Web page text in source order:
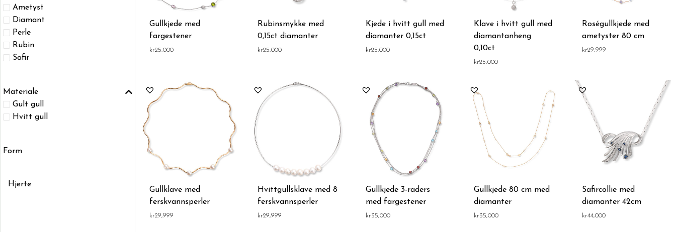
Ametyst
Diamant
Perle
Rubin
Safir
Materiale
Gult gull
Hvitt gull
Form
Hjerte
Gullkjede med
fargestener
kr25,000
Rubinsmykke med
0,15ct diamanter
kr25,000
Kjede i hvitt gull med
diamanter 0,15ct
kr25,000
Klave i hvitt gull med
diamantanheng
0,10ct
kr25,000
Roségullkjede med
ametyster 80 cm
kr29,999
Gullklave med
ferskvannsperler
kr29,999
Hvittgullsklave med 8
ferskvannsperler
kr29,999
Gullkjede 3-raders
med fargestener
kr35,000
Gullkjede 80 cm med
diamanter
kr35,000
Safircollie med
diamanter 42cm
kr44,000